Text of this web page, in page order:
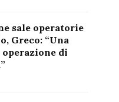
sale operatorie
Greco: “Una
di